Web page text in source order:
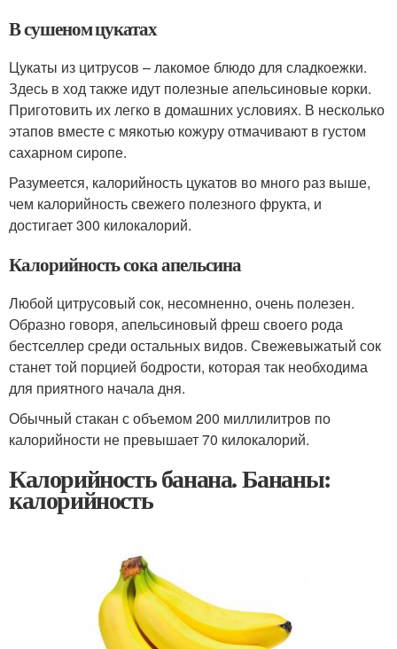
В сушеном цукатах
Цукаты из цитрусов – лакомое блюдо для сладкоежки.
Здесь в ход также идут полезные апельсиновые корки.
Приготовить их легко в домашних условиях. В несколько
этапов вместе с мякотью кожуру отмачивают в густом
сахарном сиропе.
Разумеется, калорийность цукатов во много раз выше,
чем калорийность свежего полезного фрукта, и
достигает 300 килокалорий.
Калорийность сока апельсина
Любой цитрусовый сок, несомненно, очень полезен.
Образно говоря, апельсиновый фреш своего рода
бестселлер среди остальных видов. Свежевыжатый сок
станет той порцией бодрости, которая так необходима
для приятного начала дня.
Обычный стакан с объемом 200 миллилитров по
калорийности не превышает 70 килокалорий.
Калорийность банана. Бананы:
калорийность